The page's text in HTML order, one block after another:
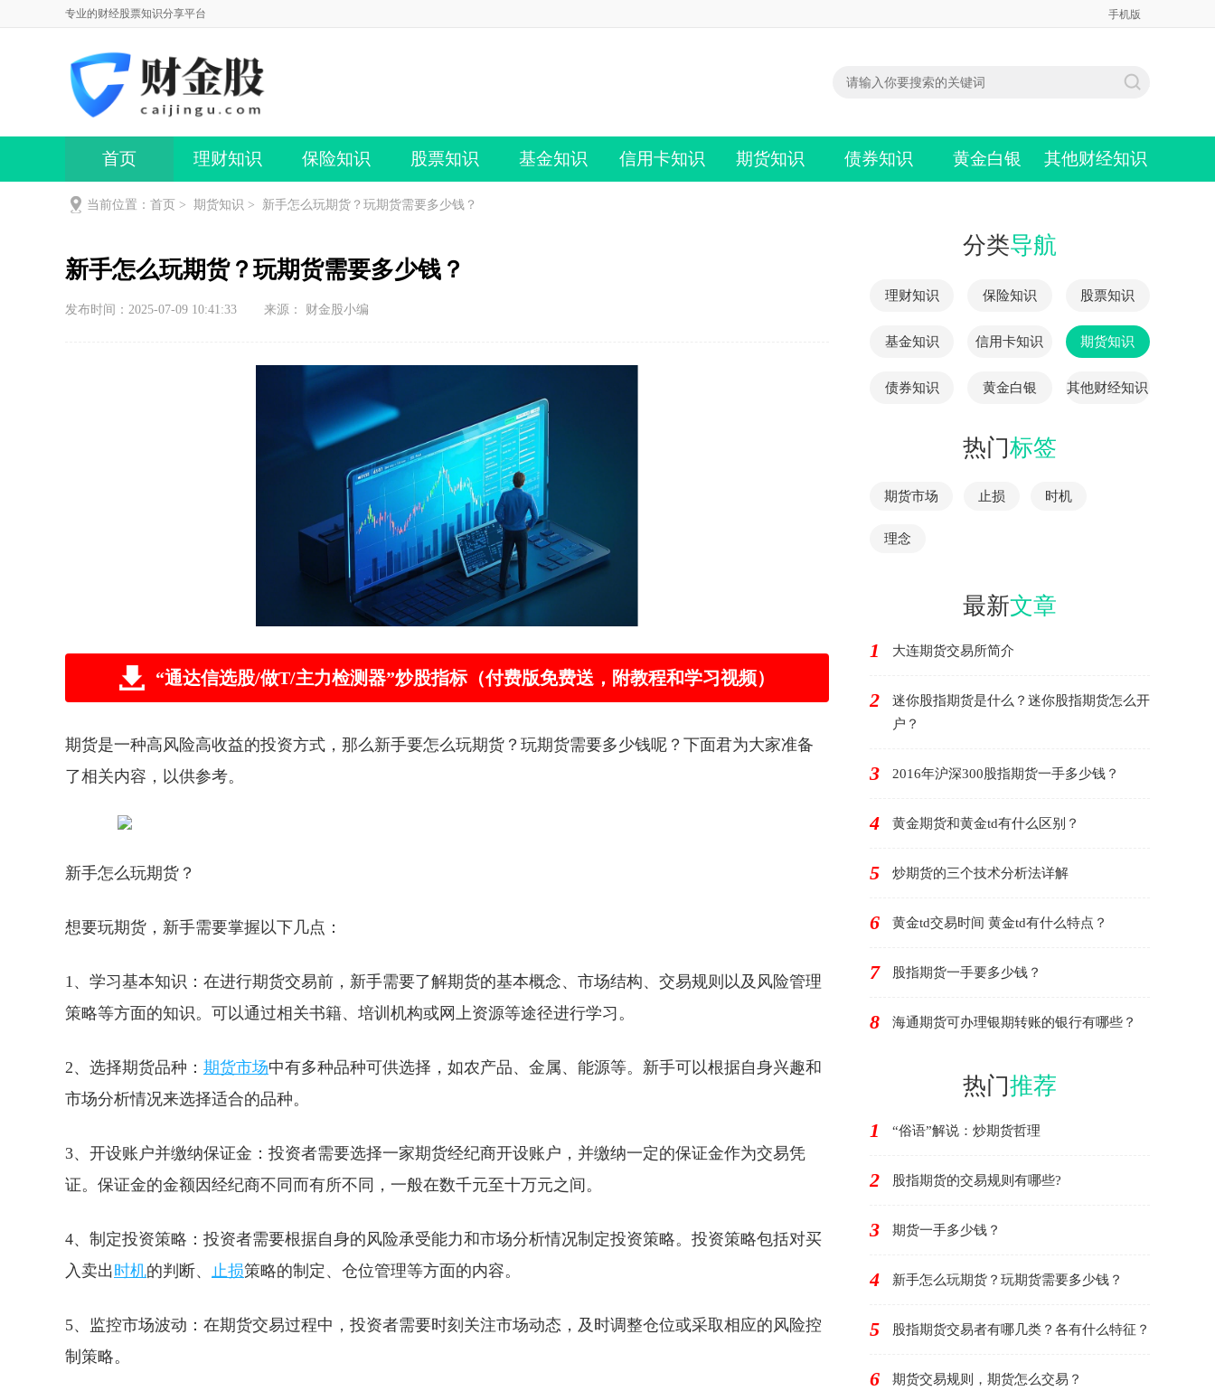
专业的财经股票知识分享平台 手机版
首页 理财知识 保险知识 股票知识 基金知识 信用卡知识 期货知识 债券知识 黄金白银 其他财经知识
当前位置： 首页 > 期货知识 > 新手怎么玩期货？玩期货需要多少钱？
新手怎么玩期货？玩期货需要多少钱？
发布时间：2025-07-09 10:41:33 来源： 财金股小编
“通达信选股/做T/主力检测器”炒股指标（付费版免费送，附教程和学习视频）
期货是一种高风险高收益的投资方式，那么新手要怎么玩期货？玩期货需要多少钱呢？下面君为大家准备
了相关内容，以供参考。
新手怎么玩期货？
想要玩期货，新手需要掌握以下几点：
1、学习基本知识：在进行期货交易前，新手需要了解期货的基本概念、市场结构、交易规则以及风险管理
策略等方面的知识。可以通过相关书籍、培训机构或网上资源等途径进行学习。
2、选择期货品种： 期货市场中有多种品种可供选择，如农产品、金属、能源等。新手可以根据自身兴趣和
市场分析情况来选择适合的品种。
3、开设账户并缴纳保证金：投资者需要选择一家期货经纪商开设账户，并缴纳一定的保证金作为交易凭
证。保证金的金额因经纪商不同而有所不同，一般在数千元至十万元之间。
4、制定投资策略：投资者需要根据自身的风险承受能力和市场分析情况制定投资策略。投资策略包括对买
入卖出时机的判断、 止损策略的制定、仓位管理等方面的内容。
5、监控市场波动：在期货交易过程中，投资者需要时刻关注市场动态，及时调整仓位或采取相应的风险控
制策略。
分类导航
理财知识 保险知识 股票知识
基金知识 信用卡知识 期货知识
债券知识 黄金白银 其他财经知识
热门标签
期货市场 止损 时机
理念
最新文章
1 大连期货交易所简介
2
迷你股指期货是什么？迷你股指期货怎么开
户？
3 2016年沪深300股指期货一手多少钱？
4 黄金期货和黄金td有什么区别？
5 炒期货的三个技术分析法详解
6 黄金td交易时间 黄金td有什么特点？
7 股指期货一手要多少钱？
8 海通期货可办理银期转账的银行有哪些？
热门推荐
1 “俗语”解说：炒期货哲理
2 股指期货的交易规则有哪些?
3 期货一手多少钱？
4 新手怎么玩期货？玩期货需要多少钱？
5 股指期货交易者有哪几类？各有什么特征？
6 期货交易规则，期货怎么交易？